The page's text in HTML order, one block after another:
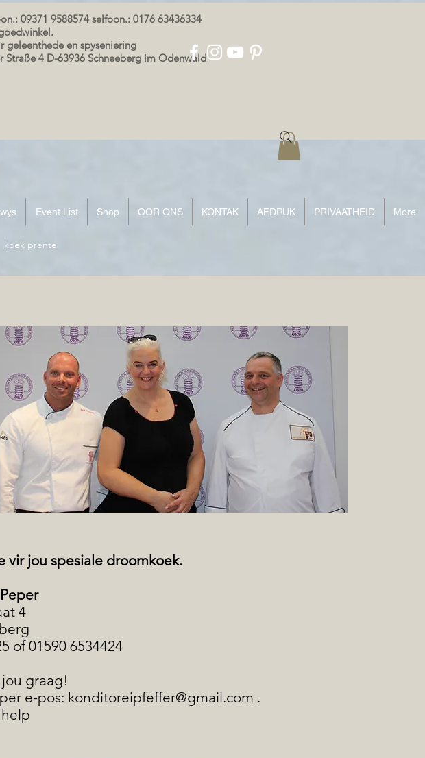
09371 9588574 selfoon.: 0176 63436334
geleenthede en spyseniering
Straße 4 D-63936 Schneeberg im Odenwald
Event List Shop OOR ONS KONTAK AFDRUK PRIVAATHEID More
koek prente
vir jou spesiale droomkoek.
4
of 01590 6534424
graag!
e-pos: konditoreipfeffer@gmail.com .